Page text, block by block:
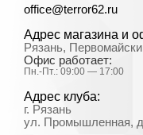
office@terror62.ru
Адрес магазина и
Рязань,
Офис работает:
Пн.-Пт.: 09:00 — 17:00
Адрес клуба:
г. Рязань
ул. Промышленная,